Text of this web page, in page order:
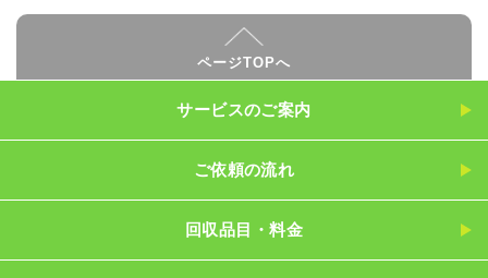
ページTOPへ
サービスのご案内
ご依頼の流れ
回収品目・料金